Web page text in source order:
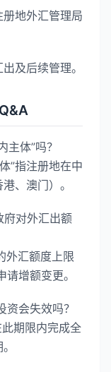
地外汇管理局
及后续管理。
体”吗？​​
”指注册地在中
、澳门）。
府对外汇出额
外汇额度上限
增额变更。
会失效吗？​​
期限内完成全